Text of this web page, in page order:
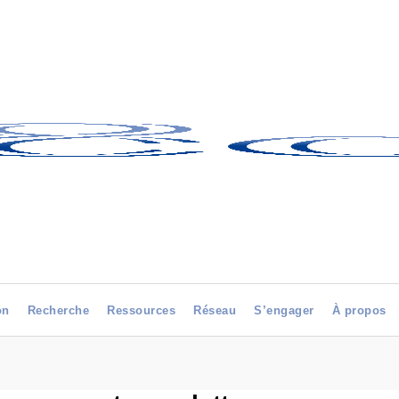
Recherche Ressources Réseau S’engager À propos